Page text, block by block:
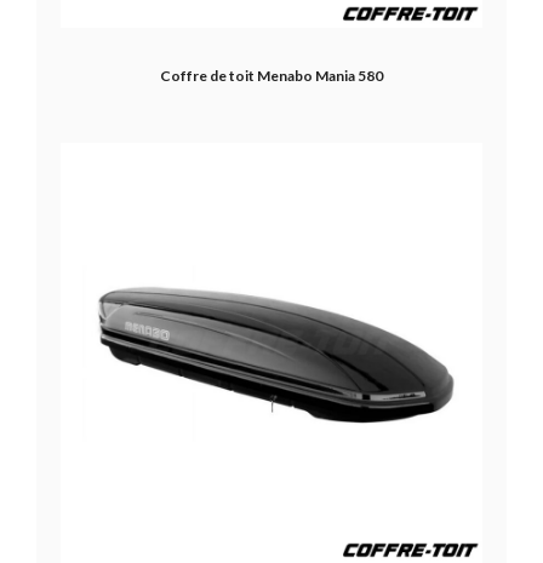
Coffre de toit Menabo Mania 580